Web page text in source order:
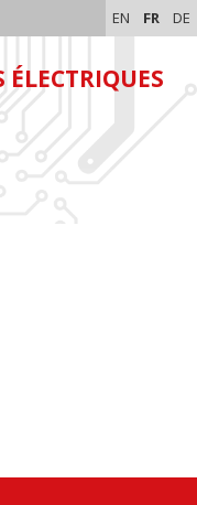
EN FR DE